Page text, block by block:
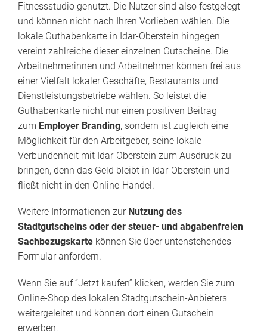
Fitnessstudio genutzt. Die Nutzer sind also festgelegt
und können nicht nach Ihren Vorlieben wählen. Die
lokale Guthabenkarte in Idar-Oberstein hingegen
vereint zahlreiche dieser einzelnen Gutscheine. Die
Arbeitnehmerinnen und Arbeitnehmer können frei aus
einer Vielfalt lokaler Geschäfte, Restaurants und
Dienstleistungsbetriebe wählen. So leistet die
Guthabenkarte nicht nur einen positiven Beitrag
zum Employer Branding, sondern ist zugleich eine
Möglichkeit für den Arbeitgeber, seine lokale
Verbundenheit mit Idar-Oberstein zum Ausdruck zu
bringen, denn das Geld bleibt in Idar-Oberstein und
fließt nicht in den Online-Handel.
Weitere Informationen zur Nutzung des
Stadtgutscheins oder der steuer- und abgabenfreien
Sachbezugskarte können Sie über untenstehendes
Formular anfordern.
Wenn Sie auf “Jetzt kaufen” klicken, werden Sie zum
Online-Shop des lokalen Stadtgutschein-Anbieters
weitergeleitet und können dort einen Gutschein
erwerben.